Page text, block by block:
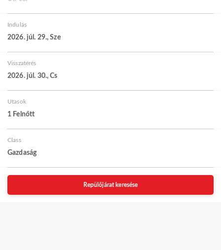
Indulás
2026. júl. 29., Sze
Visszatérés
2026. júl. 30., Cs
Utasok
1 Felnőtt
Class
Gazdaság
Repülőjárat keresése